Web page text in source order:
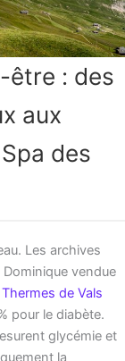
être : des
aux
des
Les archives
vendue
Thermes de Vals
pour le diabète.
glycémie et
la